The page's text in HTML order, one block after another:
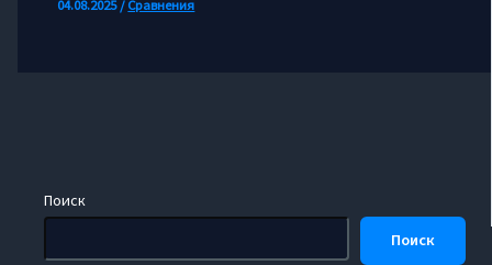
Поиск
Поиск
04.08.2025/Сравнения